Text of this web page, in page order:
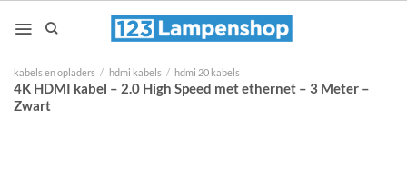
naar
kabels en opladers / hdmi kabels / hdmi 20 kabels
4K HDMI kabel – 2.0 High Speed met ethernet – 3 Meter –
Zwart